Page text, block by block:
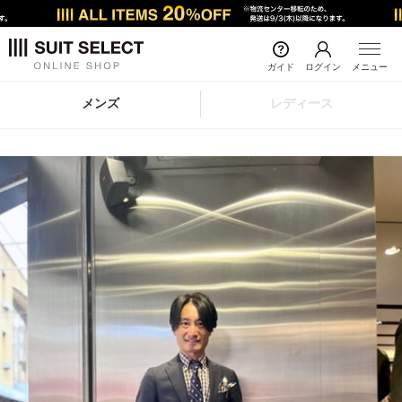
ガイド ログイン メニュー
メンズ レディース